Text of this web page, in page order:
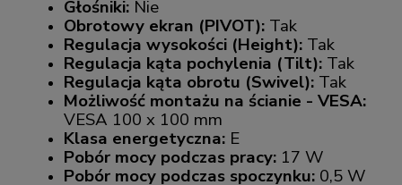
Głośniki: Nie
Obrotowy ekran (PIVOT): Tak
Regulacja wysokości (Height): Tak
Regulacja kąta pochylenia (Tilt): Tak
Regulacja kąta obrotu (Swivel): Tak
Możliwość montażu na ścianie - VESA:
VESA 100 x 100 mm
Klasa energetyczna: E
Pobór mocy podczas pracy: 17 W
Pobór mocy podczas spoczynku: 0,5 W